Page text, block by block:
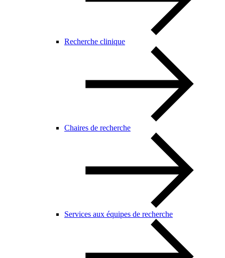
Recherche clinique
Chaires de recherche
Services aux équipes de recherche